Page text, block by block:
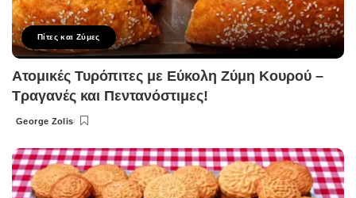
Πίτες και Ζύμες
Ατομικές Τυρόπιτες με Εύκολη Ζύμη Κουρού –
Τραγανές και Πεντανόστιμες!
Posted
George Zolis